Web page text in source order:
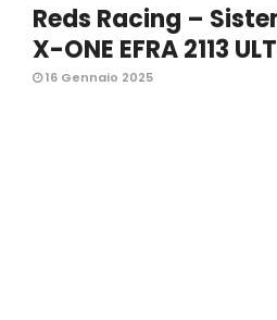
Reds Racing –
X-ONE EFRA 2113
16 Gennaio 2025